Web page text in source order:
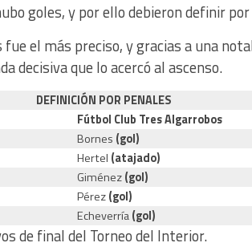
goles, y por ello debieron definir
el más preciso, y gracias a una
decisiva que lo acercó al ascenso.
DEFINICIÓN POR PENALES
Fútbol Club Tres Algarrobos
Bornes (gol)
Hertel (atajado)
Giménez(gol)
Pérez(gol)
Echeverría(gol)
de final del Torneo del Interior.